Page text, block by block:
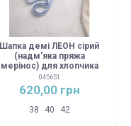
Шапка демі ЛЕОН сірий
(надм'яка пряжа
мерінос) для хлопчика
045651
620,00 грн
38 40 42